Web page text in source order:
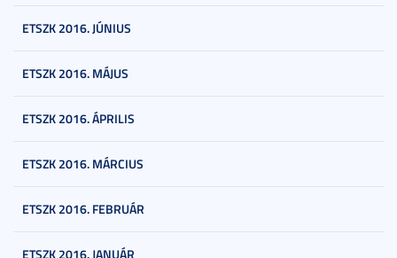
ETSZK 2016. JÚNIUS
ETSZK 2016. MÁJUS
ETSZK 2016. ÁPRILIS
ETSZK 2016. MÁRCIUS
ETSZK 2016. FEBRUÁR
ETSZK 2016. JANUÁR